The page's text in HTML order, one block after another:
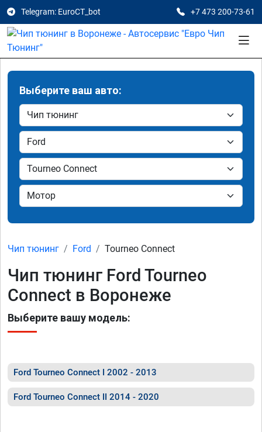
Telegram: EuroCT_bot +7 473 200-73-61
Выберите ваш авто:
Чип тюнинг Ford Tourneo Connect
Чип тюнинг Ford Tourneo
Connect в Воронеже
Выберите вашу модель:
Ford Tourneo Connect I 2002 - 2013
Ford Tourneo Connect II 2014 - 2020